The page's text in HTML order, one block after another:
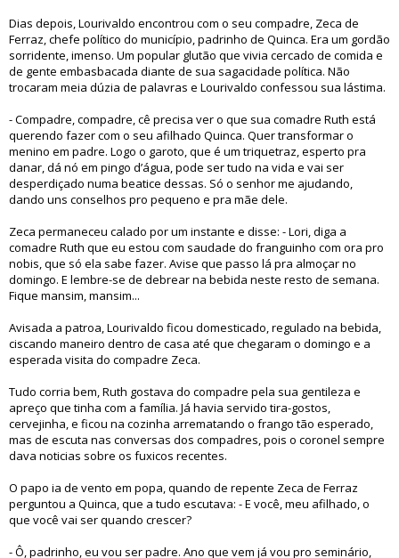
Dias depois, Lourivaldo encontrou com o seu compadre, Zeca de
Ferraz, chefe político do município, padrinho de Quinca. Era um gordão
sorridente, imenso. Um popular glutão que vivia cercado de comida e
de gente embasbacada diante de sua sagacidade política. Não
trocaram meia dúzia de palavras e Lourivaldo confessou sua lástima.
- Compadre, compadre, cê precisa ver o que sua comadre Ruth está
querendo fazer com o seu afilhado Quinca. Quer transformar o
menino em padre. Logo o garoto, que é um triquetraz, esperto pra
danar, dá nó em pingo d’água, pode ser tudo na vida e vai ser
desperdiçado numa beatice dessas. Só o senhor me ajudando,
dando uns conselhos pro pequeno e pra mãe dele.
Zeca permaneceu calado por um instante e disse: - Lori, diga a
comadre Ruth que eu estou com saudade do franguinho com ora pro
nobis, que só ela sabe fazer. Avise que passo lá pra almoçar no
domingo. E lembre-se de debrear na bebida neste resto de semana.
Fique mansim, mansim...
Avisada a patroa, Lourivaldo ficou domesticado, regulado na bebida,
ciscando maneiro dentro de casa até que chegaram o domingo e a
esperada visita do compadre Zeca.
Tudo corria bem, Ruth gostava do compadre pela sua gentileza e
apreço que tinha com a família. Já havia servido tira-gostos,
cervejinha, e ficou na cozinha arrematando o frango tão esperado,
mas de escuta nas conversas dos compadres, pois o coronel sempre
dava noticias sobre os fuxicos recentes.
O papo ia de vento em popa, quando de repente Zeca de Ferraz
perguntou a Quinca, que a tudo escutava: - E você, meu afilhado, o
que você vai ser quando crescer?
- Ô, padrinho, eu vou ser padre. Ano que vem já vou pro seminário,